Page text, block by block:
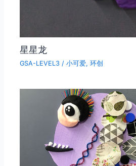
星星龙
GSA-LEVEL3 /小可爱,环创